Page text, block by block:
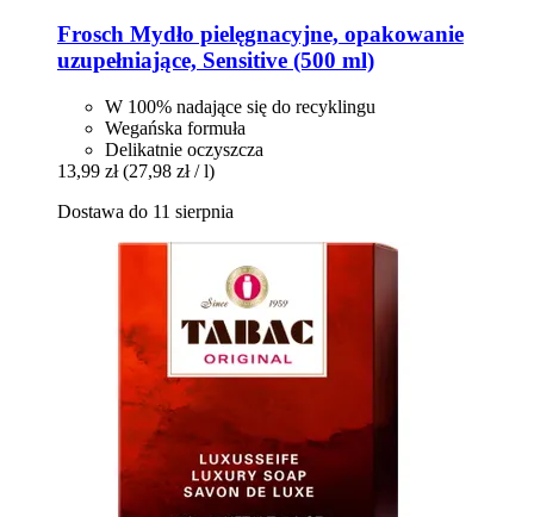
Frosch Mydło pielęgnacyjne, opakowanie
uzupełniające, Sensitive (500 ml)
W 100% nadające się do recyklingu
Wegańska formuła
Delikatnie oczyszcza
13,99 zł (27,98 zł / l)
Dostawa do 11 sierpnia